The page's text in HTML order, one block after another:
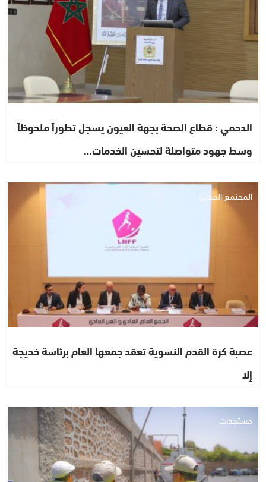
الدحمي : قطاع الصحة بجهة العيون يسجل تطوراً ملحوظاً
وسط جهود متواصلة لتحسين الخدمات…
المجتمع المدني
عصبة كرة القدم النسوية تعقد جمعها العام برئاسة خديجة
إلا
مستجدات